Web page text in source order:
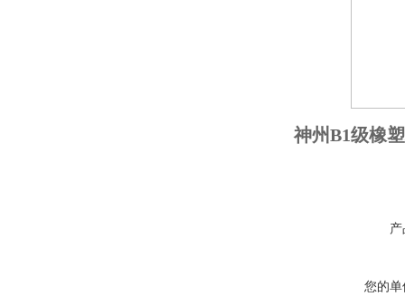
神州B1级橡
您的单